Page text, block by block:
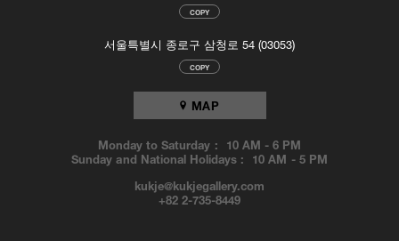
COPY
서울특별시 종로구 삼청로 54 (03053)
COPY
MAP
Monday to Saturday : 10 AM -6 PM
Sunday and National Holidays : 10 AM -5 PM
kukje@kukjegallery.com
+82 2-735-8449